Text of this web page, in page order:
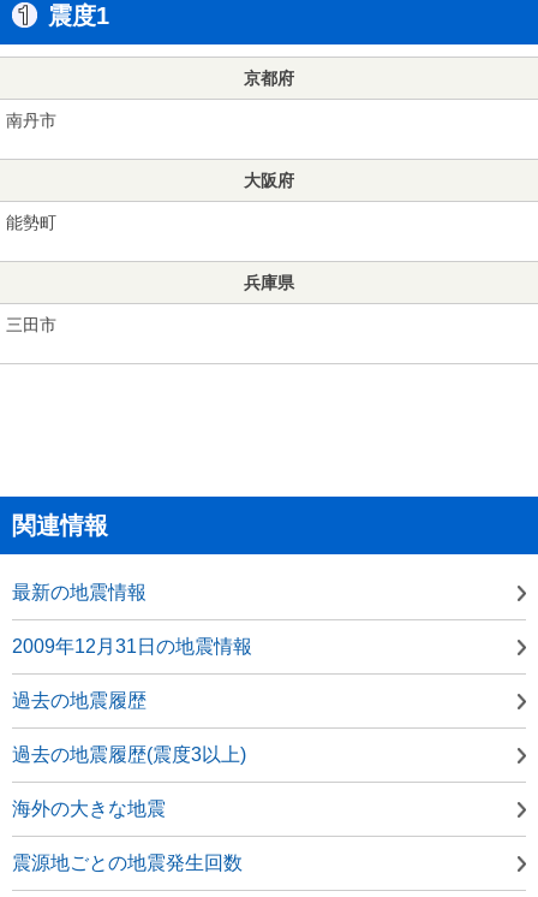
震度1
京都府
南丹市
大阪府
能勢町
兵庫県
三田市
関連情報
最新の地震情報
2009年12月31日の地震情報
過去の地震履歴
過去の地震履歴(震度3以上)
海外の大きな地震
震源地ごとの地震発生回数